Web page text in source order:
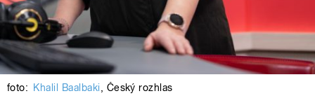
foto: Khalil Baalbaki, Český rozhlas